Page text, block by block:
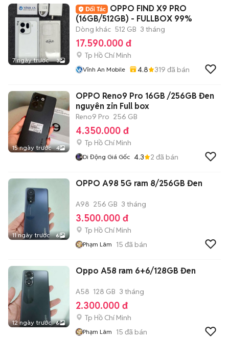
7 ngày trước 3
OPPO FIND X9 PRO
(16GB/512GB) - FULLBOX 99%
Dòng khác 512 GB 3 tháng
17.590.000 đ
Tp Hồ Chí Minh
Vĩnh An Mobile 4.8 319 đã bán
15 ngày trước 4
OPPO Reno9 Pro 16GB /256GB Đen
nguyên zin Full box
Reno9 Pro 256 GB
4.350.000 đ
Tp Hồ Chí Minh
Di Động Giá Gốc 4.3 2 đã bán
11 ngày trước 6
OPPO A98 5G ram 8/256GB Đen
A98 256 GB 3 tháng
3.500.000 đ
Tp Hồ Chí Minh
Phạm Lâm 15 đã bán
12 ngày trước 6
Oppo A58 ram 6+6/128GB Đen
A58 128 GB 3 tháng
2.300.000 đ
Tp Hồ Chí Minh
Phạm Lâm 15 đã bán